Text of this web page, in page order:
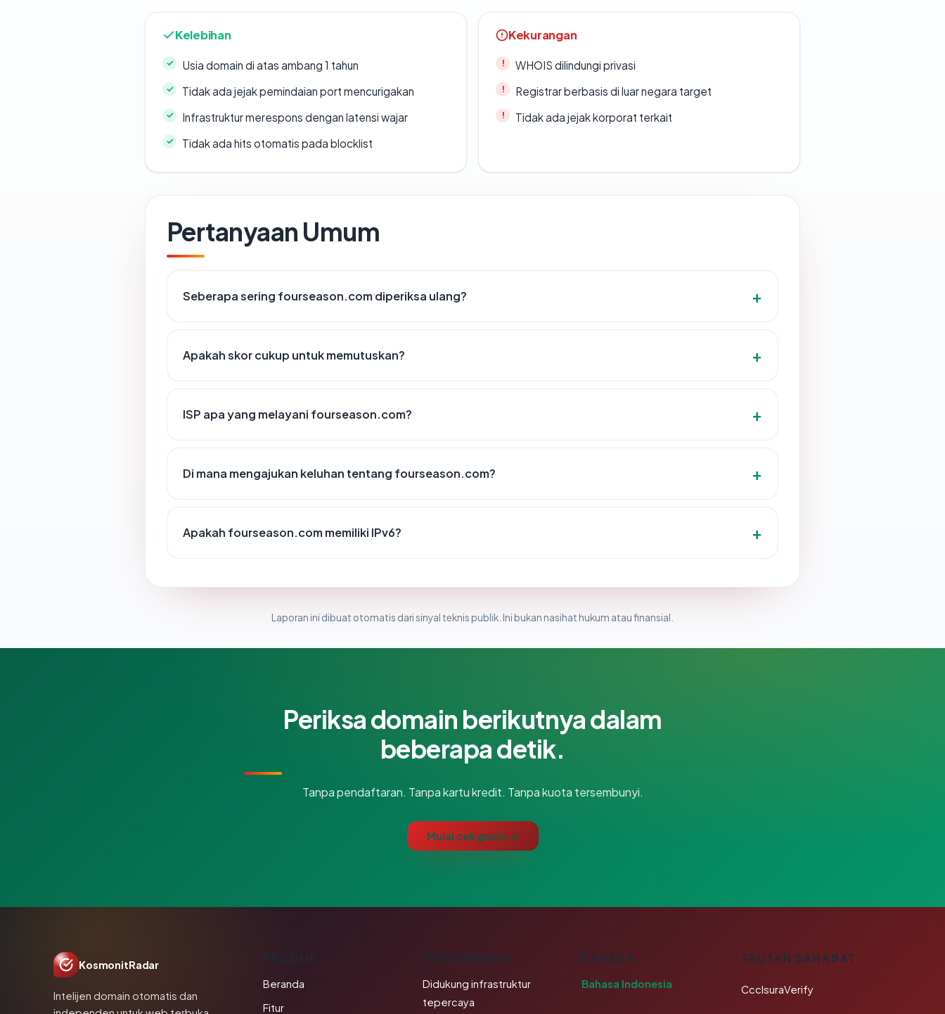
Kelebihan
Usia domain di atas ambang 1 tahun
Tidak ada jejak pemindaian port mencurigakan
Infrastruktur merespons dengan latensi wajar
Tidak ada hits otomatis pada blocklist
Kekurangan
WHOIS dilindungi privasi
Registrar berbasis di luar negara target
Tidak ada jejak korporat terkait
Pertanyaan Umum
Seberapa sering fourseason.com diperiksa ulang?
Apakah skor cukup untuk memutuskan?
ISP apa yang melayani fourseason.com?
Di mana mengajukan keluhan tentang fourseason.com?
Apakah fourseason.com memiliki IPv6?
Laporan ini dibuat otomatis dari sinyal teknis publik. Ini bukan nasihat hukum atau finansial.
Periksa domain berikutnya dalam
beberapa detik.
Tanpa pendaftaran. Tanpa kartu kredit. Tanpa kuota tersembunyi.
Mulai cek gratis →
KosmonitRadar
Intelijen domain otomatis dan
Beranda
Fitur
PERUSAHAAN
Didukung infrastruktur
tepercaya
BAHASA
Bahasa Indonesia
TAUTAN SAHABAT
CcclsuraVerify